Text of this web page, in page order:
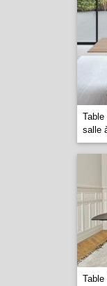
Table
salle
Table